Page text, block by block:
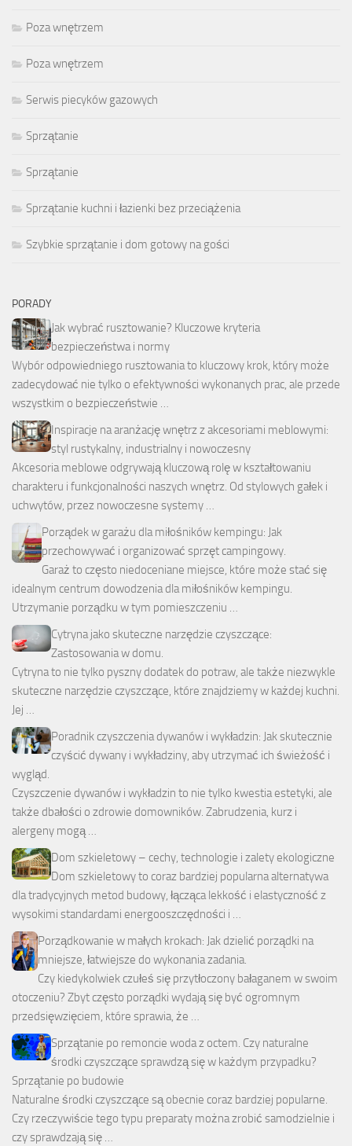
Poza wnętrzem
Poza wnętrzem
Serwis piecyków gazowych
Sprzątanie
Sprzątanie
Sprzątanie kuchni i łazienki bez przeciążenia
Szybkie sprzątanie i dom gotowy na gości
PORADY
Jak wybrać rusztowanie? Kluczowe kryteria
bezpieczeństwa i normy
Wybór odpowiedniego rusztowania to kluczowy krok, który może
zadecydować nie tylko o efektywności wykonanych prac, ale przede
wszystkim o bezpieczeństwie …
Inspiracje na aranżację wnętrz z akcesoriami meblowymi:
styl rustykalny, industrialny i nowoczesny
Akcesoria meblowe odgrywają kluczową rolę w kształtowaniu
charakteru i funkcjonalności naszych wnętrz. Od stylowych gałek i
uchwytów, przez nowoczesne systemy …
Porządek w garażu dla miłośników kempingu: Jak
przechowywać i organizować sprzęt campingowy.
Garaż to często niedoceniane miejsce, które może stać się
idealnym centrum dowodzenia dla miłośników kempingu.
Utrzymanie porządku w tym pomieszczeniu …
Cytryna jako skuteczne narzędzie czyszczące:
Zastosowania w domu.
Cytryna to nie tylko pyszny dodatek do potraw, ale także niezwykle
skuteczne narzędzie czyszczące, które znajdziemy w każdej kuchni.
Jej …
Poradnik czyszczenia dywanów i wykładzin: Jak skutecznie
czyścić dywany i wykładziny, aby utrzymać ich świeżość i
wygląd.
Czyszczenie dywanów i wykładzin to nie tylko kwestia estetyki, ale
także dbałości o zdrowie domowników. Zabrudzenia, kurz i
alergeny mogą …
Dom szkieletowy – cechy, technologie i zalety ekologiczne
Dom szkieletowy to coraz bardziej popularna alternatywa
dla tradycyjnych metod budowy, łącząca lekkość i elastyczność z
wysokimi standardami energooszczędności i …
Porządkowanie w małych krokach: Jak dzielić porządki na
mniejsze, łatwiejsze do wykonania zadania.
Czy kiedykolwiek czułeś się przytłoczony bałaganem w swoim
otoczeniu? Zbyt często porządki wydają się być ogromnym
przedsięwzięciem, które sprawia, że …
Sprzątanie po remoncie woda z octem. Czy naturalne
środki czyszczące sprawdzą się w każdym przypadku?
Sprzątanie po budowie
Naturalne środki czyszczące są obecnie coraz bardziej popularne.
Czy rzeczywiście tego typu preparaty można zrobić samodzielnie i
czy sprawdzają się …